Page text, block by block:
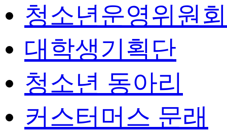
청소년운영위원회
대학생기획단
청소년 동아리
커스터머스 문래